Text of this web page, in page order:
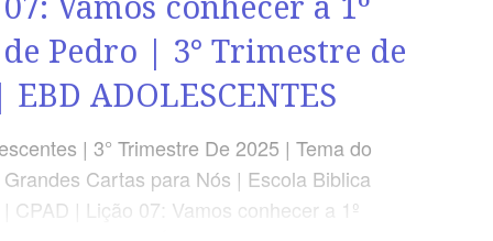
Pedro | 3° Trimestre de
ADOLESCENTES
| 3° Trimestre De 2025 | Tema do
Cartas para Nós | Escola Biblica
CPAD | Lição 07: Vamos conhecer a 1º